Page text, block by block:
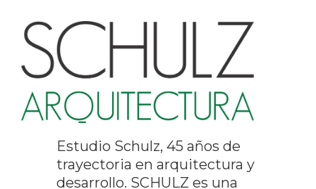
Estudio Schulz, 45 años de
trayectoria en arquitectura y
desarrollo. SCHULZ es una